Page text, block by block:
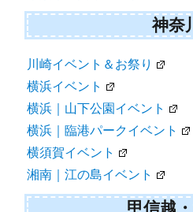
神奈川
川崎イベント＆お祭り
横浜イベント
横浜｜山下公園イベント
横浜｜臨港パークイベント
横須賀イベント
湘南｜江の島イベント
甲信越